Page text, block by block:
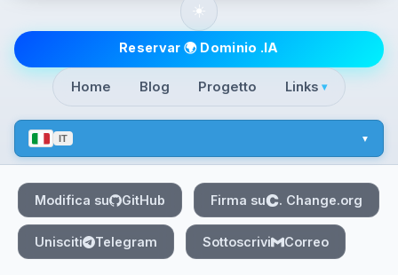
Top level
Home Blog Progetto Links ▾
IT
☀️
Reservar 🌍 Dominio .IA
Modifica su GitHub Firma su . Change.org
Unisciti Telegram Sottoscrivi Correo